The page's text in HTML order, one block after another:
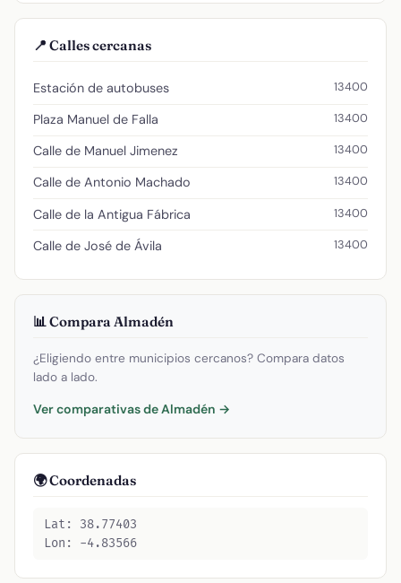
📍 Calles cercanas
Estación de autobuses 13400
Plaza Manuel de Falla 13400
Calle de Manuel Jimenez 13400
Calle de Antonio Machado 13400
Calle de la Antigua Fábrica 13400
Calle de José de Ávila 13400
📊 Compara Almadén
¿Eligiendo entre municipios cercanos? Compara datos
lado a lado.
Ver comparativas de Almadén →
🌍 Coordenadas
Lat: 38.77403
Lon: -4.83566